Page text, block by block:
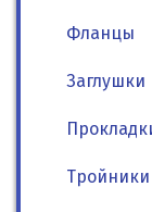
Фланцы
Заглушки
Тройники